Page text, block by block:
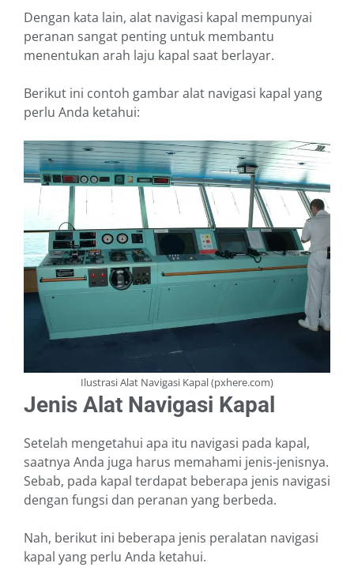
Dengan kata lain, alat navigasi kapal mempunyai
peranan sangat penting untuk membantu
menentukan arah laju kapal saat berlayar.
Berikut ini contoh gambar alat navigasi kapal yang
perlu Anda ketahui:
Ilustrasi Alat Navigasi Kapal (pxhere.com)
Jenis Alat Navigasi Kapal
Setelah mengetahui apa itu navigasi pada kapal,
saatnya Anda juga harus memahami jenis-jenisnya.
Sebab, pada kapal terdapat beberapa jenis navigasi
dengan fungsi dan peranan yang berbeda.
Nah, berikut ini beberapa jenis peralatan navigasi
kapal yang perlu Anda ketahui.